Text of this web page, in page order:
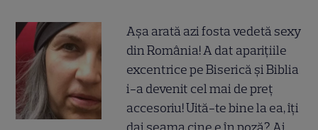
Așa arată azi fosta vedetă sexy
din România! A dat aparițiile
excentrice pe Biserică și Biblia
i-a devenit cel mai de preț
accesoriu! Uită-te bine la ea, îți
dai seama cine e în poză? Ai